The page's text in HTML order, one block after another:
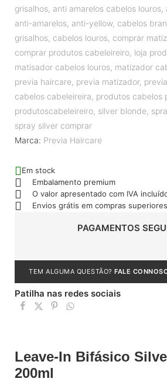
grisalhos, anti amarelos cabelos louros,
anti-amarelos, anti-yellow, cabelos
grisalhos, cabelos louros, comprar
comprar produtos cabeleireiro, loja
matisador cabelos louros, matizador
previa haircare, previa matizador,
cabelos cabeleireira, produtos cabelos
produtoscabeleireiro, silver blonde,
spray silver comprar
Marca: Previa Haircare
Em stock
Embalamento premium
O valor apresentado com IVA
Envios grátis em compras
PAGAMENTOS
TEM ALGUMA QUESTÃO? FALE
Patilha nas redes sociais
Leave-In Bifásico
200ml